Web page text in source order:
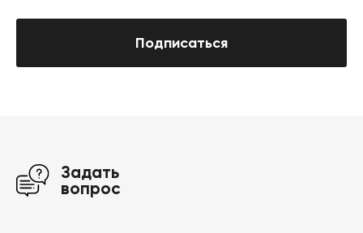
Подписаться
Задать
вопрос